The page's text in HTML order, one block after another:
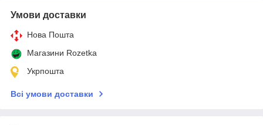
Умови доставки
Нова Пошта
Магазини Rozetka
Укрпошта
Всі умови доставки